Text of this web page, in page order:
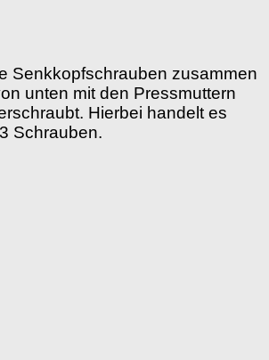
Senkkopfschrauben zusammen
unten mit den Pressmuttern
Hierbei handelt es
Schrauben.